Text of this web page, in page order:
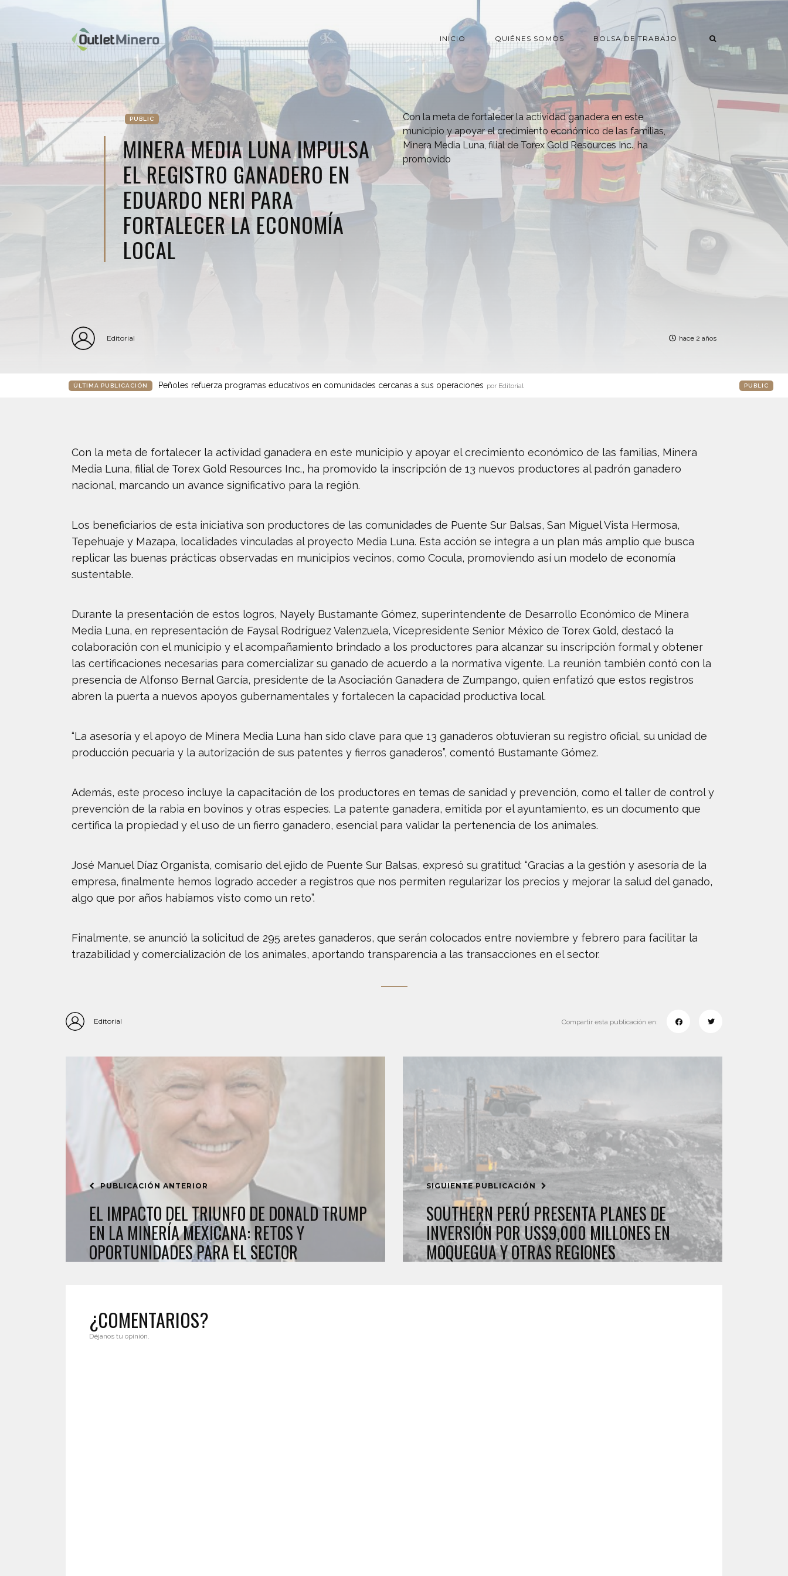
INICIO QUIÉNES SOMOS BOLSA DE TRABAJO
PUBLIC
MINERA MEDIA LUNA IMPULSA
EL REGISTRO GANADERO EN
EDUARDO NERI PARA
FORTALECER LA ECONOMÍA
LOCAL
Con la meta de fortalecer la actividad ganadera en este
municipio y apoyar el crecimiento económico de las familias,
Minera Media Luna, filial de Torex Gold Resources Inc., ha
promovido
Editorial hace 2 años
ÚLTIMA PUBLICACIÓN Peñoles refuerza programas educativos en comunidades cercanas a sus operaciones por Editorial PUBLIC
Con la meta de fortalecer la actividad ganadera en este municipio y apoyar el crecimiento económico de las familias, Minera
Media Luna, filial de Torex Gold Resources Inc., ha promovido la inscripción de 13 nuevos productores al padrón ganadero
nacional, marcando un avance significativo para la región.
Los beneficiarios de esta iniciativa son productores de las comunidades de Puente Sur Balsas, San Miguel Vista Hermosa,
Tepehuaje y Mazapa, localidades vinculadas al proyecto Media Luna. Esta acción se integra a un plan más amplio que busca
replicar las buenas prácticas observadas en municipios vecinos, como Cocula, promoviendo así un modelo de economía
sustentable.
Durante la presentación de estos logros, Nayely Bustamante Gómez, superintendente de Desarrollo Económico de Minera
Media Luna, en representación de Faysal Rodríguez Valenzuela, Vicepresidente Senior México de Torex Gold, destacó la
colaboración con el municipio y el acompañamiento brindado a los productores para alcanzar su inscripción formal y obtener
las certificaciones necesarias para comercializar su ganado de acuerdo a la normativa vigente. La reunión también contó con la
presencia de Alfonso Bernal García, presidente de la Asociación Ganadera de Zumpango, quien enfatizó que estos registros
abren la puerta a nuevos apoyos gubernamentales y fortalecen la capacidad productiva local.
“La asesoría y el apoyo de Minera Media Luna han sido clave para que 13 ganaderos obtuvieran su registro oficial, su unidad de
producción pecuaria y la autorización de sus patentes y fierros ganaderos”, comentó Bustamante Gómez.
Además, este proceso incluye la capacitación de los productores en temas de sanidad y prevención, como el taller de control y
prevención de la rabia en bovinos y otras especies. La patente ganadera, emitida por el ayuntamiento, es un documento que
certifica la propiedad y el uso de un fierro ganadero, esencial para validar la pertenencia de los animales.
José Manuel Díaz Organista, comisario del ejido de Puente Sur Balsas, expresó su gratitud: “Gracias a la gestión y asesoría de la
empresa, finalmente hemos logrado acceder a registros que nos permiten regularizar los precios y mejorar la salud del ganado,
algo que por años habíamos visto como un reto”.
Finalmente, se anunció la solicitud de 295 aretes ganaderos, que serán colocados entre noviembre y febrero para facilitar la
trazabilidad y comercialización de los animales, aportando transparencia a las transacciones en el sector.
Editorial Compartir esta publicación en:
PUBLICACIÓN ANTERIOR
EL IMPACTO DEL TRIUNFO DE DONALD TRUMP
EN LA MINERÍA MEXICANA: RETOS Y
OPORTUNIDADES PARA EL SECTOR
SIGUIENTE PUBLICACIÓN
SOUTHERN PERÚ PRESENTA PLANES DE
INVERSIÓN POR US$9,000 MILLONES EN
MOQUEGUA Y OTRAS REGIONES
¿COMENTARIOS?
Déjanos tu opinión.